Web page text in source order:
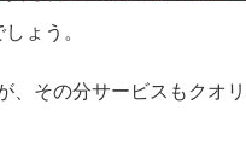
ょう。
その分サービスもクオ